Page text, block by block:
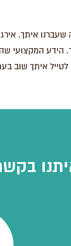
שעברנו איתך.
הידע המקצועי
איתך שוב